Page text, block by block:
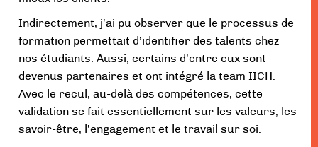
Indirectement, j’ai pu observer que le processus de
formation permettait d’identifier des talents chez
nos étudiants. Aussi, certains d’entre eux sont
devenus partenaires et ont intégré la team IICH.
Avec le recul, au-delà des compétences, cette
validation se fait essentiellement sur les valeurs, les
savoir-être, l’engagement et le travail sur soi.